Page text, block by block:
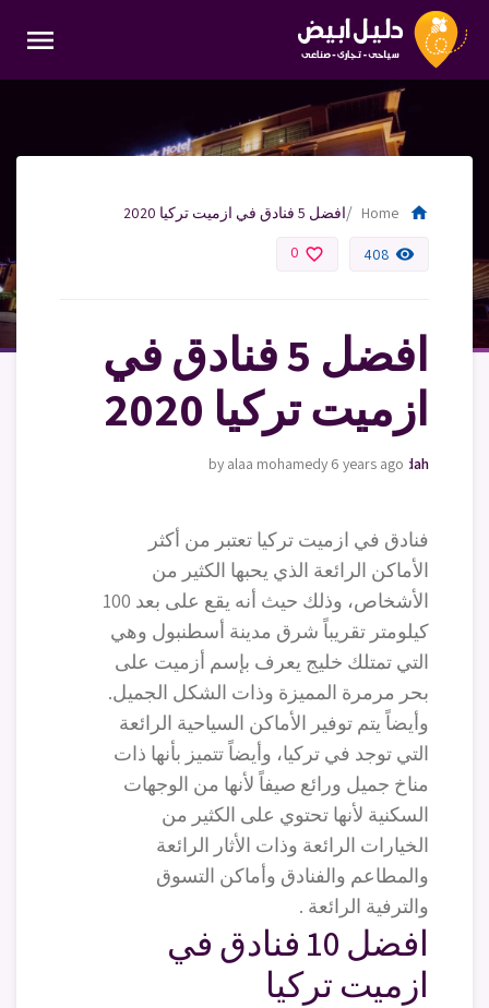
menu
home
Home افضل 5 فنادق في ازميت تركيا 2020
remove_red_eye
408
favorite_border
0
افضل 5 فنادق في
ازميت تركيا 2020
moving-furniture-jeddah
by alaa mohamedy 6 years ago
فنادق في ازميت تركيا تعتبر من أكثر
الأماكن الرائعة الذي يحبها الكثير من
الأشخاص، وذلك حيث أنه يقع على بعد 100
كيلومتر تقريباً شرق مدينة أسطنبول وهي
التي تمتلك خليج يعرف بإسم أزميت على
بحر مرمرة المميزة وذات الشكل الجميل.
وأيضاً يتم توفير الأماكن السياحية الرائعة
التي توجد في تركيا، وأيضاً تتميز بأنها ذات
مناخ جميل ورائع صيفاً لأنها من الوجهات
السكنية لأنها تحتوي على الكثير من
الخيارات الرائعة وذات الأثار الرائعة
والمطاعم والفنادق وأماكن التسوق
والترفية الرائعة .
افضل 10 فنادق في
ازميت تركيا